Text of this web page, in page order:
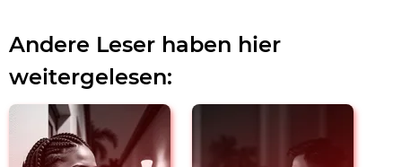
Andere Leser haben hier
weitergelesen: